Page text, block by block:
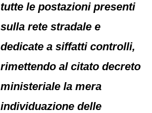
tutte le postazioni presenti
sulla rete stradale e
dedicate a siffatti controlli,
rimettendo al citato decreto
ministeriale la mera
individuazione delle